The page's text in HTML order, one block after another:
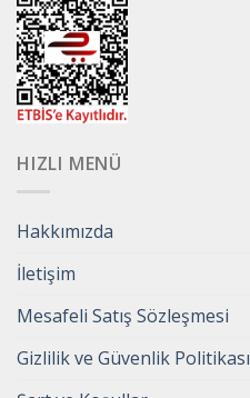
HIZLI MENÜ
Hakkımızda
İletişim
Mesafeli Satış Sözleşmesi
Gizlilik ve Güvenlik Politikası